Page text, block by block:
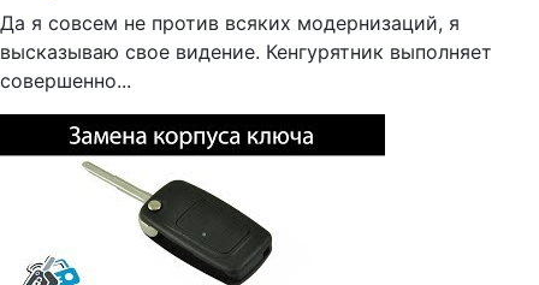
Да я совсем не против всяких модернизаций, я
высказываю свое видение. Кенгурятник выполняет
совершенно...